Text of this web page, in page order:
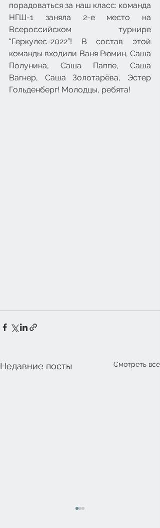
порадоваться за наш класс: команда
НГШ-1 заняла 2-е место на
Всероссийском турнире
“Геркулес-2022”! В состав этой
команды входили Ваня Рюмин, Саша
Полунина, Саша Паппе, Саша
Вагнер, Саша Золотарёва, Эстер
Гольденберг! Молодцы, ребята!
Недавние посты Смотреть все